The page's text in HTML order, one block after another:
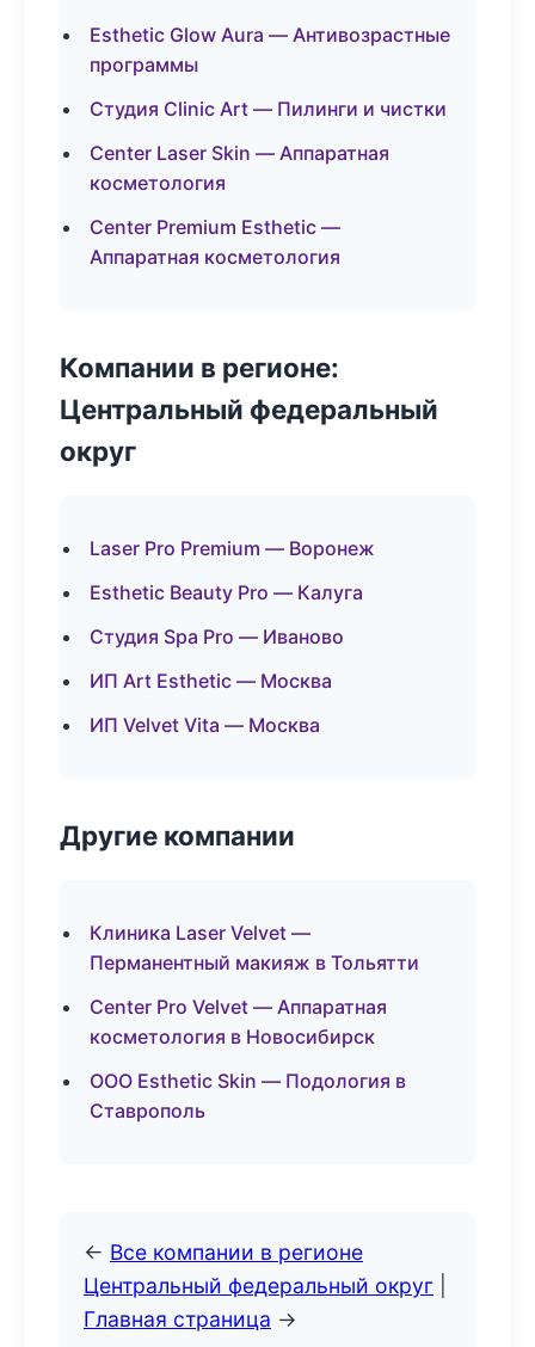
Esthetic Glow Aura — Антивозрастные
программы
Студия Clinic Art — Пилинги и чистки
Center Laser Skin — Аппаратная
косметология
Center Premium Esthetic —
Аппаратная косметология
Компании в регионе:
Центральный федеральный
округ
Laser Pro Premium — Воронеж
Esthetic Beauty Pro — Калуга
Студия Spa Pro — Иваново
ИП Art Esthetic — Москва
ИП Velvet Vita — Москва
Другие компании
Клиника Laser Velvet —
Перманентный макияж в Тольятти
Center Pro Velvet — Аппаратная
косметология в Новосибирск
ООО Esthetic Skin — Подология в
Ставрополь
← Все компании в регионе
Центральный федеральный округ
Главная страница →